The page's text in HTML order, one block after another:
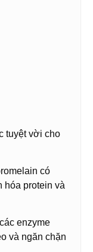
tuyệt vời cho
có
hóa protein và
enzyme
và ngăn chặn